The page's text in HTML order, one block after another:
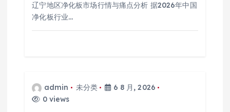
辽宁地区净化板市场行情与痛点分析 据2026年中国
净化板行业…
admin 未分类
6 8 月, 2026
0 views